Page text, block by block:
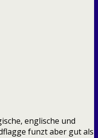
englische und
funzt aber gut als